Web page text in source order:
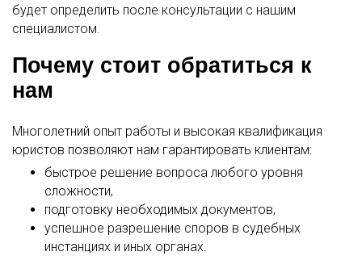
будет определить после консультации с нашим
специалистом.
Почему стоит обратиться к
нам
Многолетний опыт работы и высокая квалификация
юристов позволяют нам гарантировать клиентам:
быстрое решение вопроса любого уровня
сложности,
подготовку необходимых документов,
успешное разрешение споров в судебных
инстанциях и иных органах.